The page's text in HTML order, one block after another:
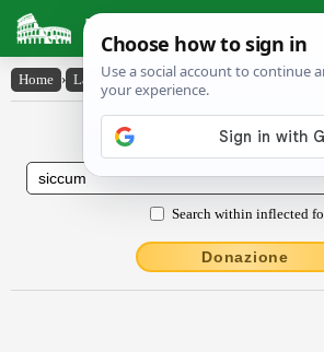
Latin Dictionary
Home › Latin-English › siccum
Latin to English
Search within inflected
Donazione